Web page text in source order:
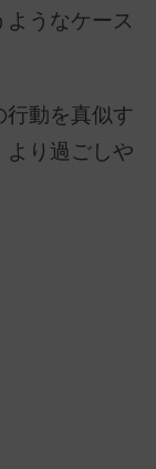
うなケース
行動を真似す
より過ごしや